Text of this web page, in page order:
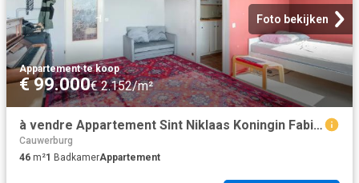
Foto bekijken
Appartement·te koop
€ 99.000€ 2.152/m²
à vendre Appartement Sint Niklaas Koningin Fabiolapark
Cauwerburg
46 m²1 BadkamerAppartement